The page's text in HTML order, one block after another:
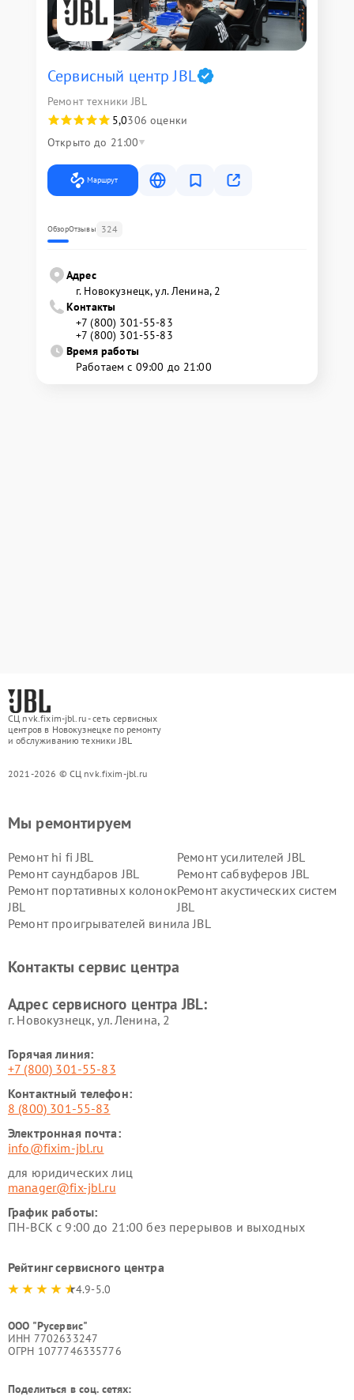
Сервисный центр JBL
Ремонт техники JBL
5,0306 оценки
Открыто до 21:00
Маршрут
ОбзорОтзывы 324
Адрес
г. Новокузнецк, ул. Ленина, 2
Контакты
+7 (800) 301-55-83
+7 (800) 301-55-83
Время работы
Работаем с 09:00 до 21:00
СЦ nvk.fixim-jbl.ru - сеть сервисных
центров в Новокузнецке по ремонту
и обслуживанию техники JBL
2021-2026 © СЦ nvk.fixim-jbl.ru
Мы ремонтируем
Ремонт hi fi JBL
Ремонт усилителей JBL
Ремонт саундбаров JBL
Ремонт сабвуферов JBL
Ремонт портативных колонок
JBL
Ремонт акустических систем
JBL
Ремонт проигрывателей винила JBL
Контакты сервис центра
Адрес сервисного центра JBL:
г. Новокузнецк, ул. Ленина, 2
Горячая линия:
+7 (800) 301-55-83
Контактный телефон:
8 (800) 301-55-83
Электронная почта:
info@fixim-jbl.ru
для юридических лиц
manager@fix-jbl.ru
График работы:
ПН-ВСК с 9:00 до 21:00 без перерывов и выходных
Рейтинг сервисного центра
4.9-5.0
ООО "Русервис"
ИНН 7702633247
ОГРН 1077746335776
Поделиться в соц. сетях: